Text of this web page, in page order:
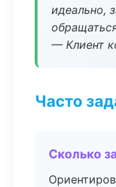
идеально,
— Клиент
Часто
Сколько